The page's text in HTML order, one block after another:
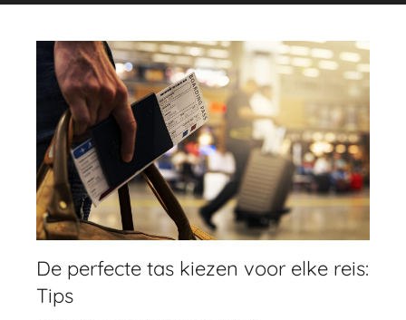
De perfecte tas kiezen voor elke reis:
Tips